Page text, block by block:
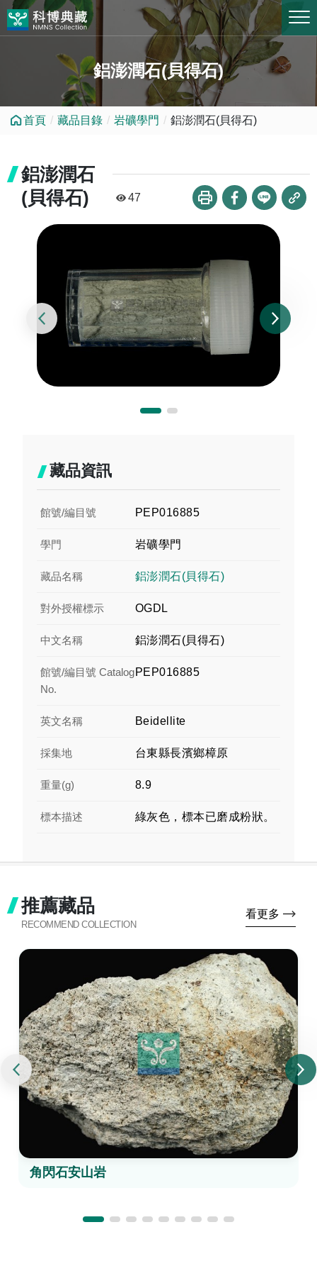
跳到中央內容區塊
鋁澎潤石(貝得石)
首頁 藏品目錄 岩礦學門 鋁澎潤石(貝得石)
鋁澎潤石
(貝得石)
47
藏品資訊
館號/編目號 PEP016885
學門 岩礦學門
藏品名稱 鋁澎潤石(貝得石)
對外授權標示 OGDL
中文名稱 鋁澎潤石(貝得石)
館號/編目號 Catalog
No.
PEP016885
英文名稱 Beidellite
採集地 台東縣長濱鄉樟原
重量(g) 8.9
標本描述 綠灰色，標本已磨成粉狀。
推薦藏品
RECOMMEND COLLECTION
看更多
角閃石安山岩